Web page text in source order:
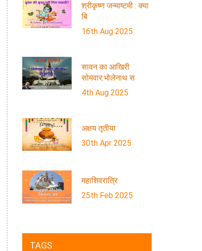
श्रीकृष्ण जन्माष्टमी : क्या
बि
16th Aug 2025
सावन का आखिरी
सोमवार:भोलेनाथ स
4th Aug 2025
अक्षय तृतीया
30th Apr 2025
महाशिवरात्रि
25th Feb 2025
TAGS